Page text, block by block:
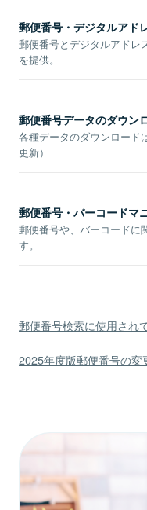
郵便番号・デジタルアド
郵便番号とデジタルアドレ
を提供。
郵便番号データのダウン
各種データのダウンロード
更新）
郵便番号・バーコードマ
郵便番号や、バーコードに
す。
郵便番号検索に使用され
2025年度版郵便番号の変